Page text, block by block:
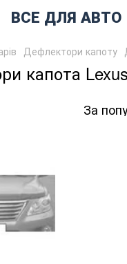
ВСЕ ДЛЯ АВТО
Дефлектори капоту
капота Lexus
За